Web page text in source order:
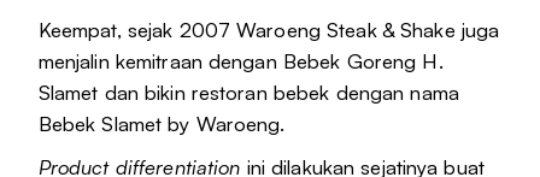
Keempat, sejak 2007 Waroeng Steak & Shake juga
menjalin kemitraan dengan Bebek Goreng H.
Slamet dan bikin restoran bebek dengan nama
Bebek Slamet by Waroeng.
Product differentiation ini dilakukan sejatinya buat